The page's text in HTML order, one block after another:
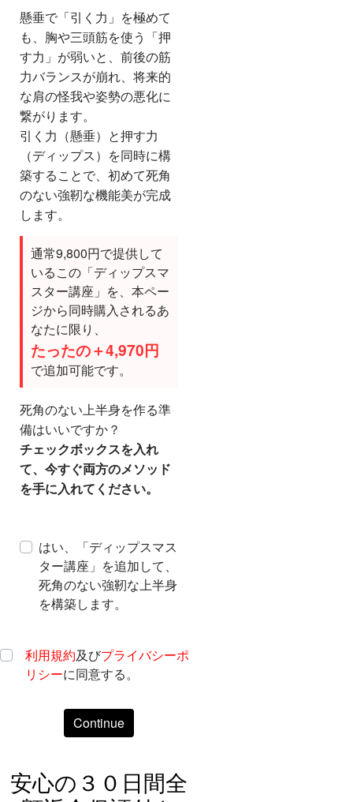
懸垂で「引く力」を極めて
も、胸や三頭筋を使う「押
す力」が弱いと、前後の筋
力バランスが崩れ、将来的
な肩の怪我や姿勢の悪化に
繋がります。
引く力（懸垂）と押す力
（ディップス）を同時に構
築することで、初めて死角
のない強靭な機能美が完成
します。
通常9,800円で提供して
いるこの「ディップスマ
スター講座」を、本ペー
ジから同時購入されるあ
なたに限り、
たったの＋4,970円
で追加可能です。
死角のない上半身を作る準
備はいいですか？
チェックボックスを入れ
て、今すぐ両方のメソッド
を手に入れてください。
はい、「ディップスマス
ター講座」を追加して、
死角のない強靭な上半身
を構築します。
利用規約及びプライバシーポ
リシーに同意する。
Continue
安心の３０日間全